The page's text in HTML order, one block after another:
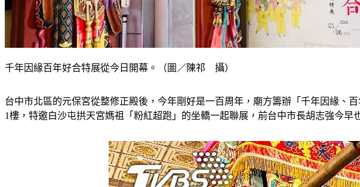
千年因緣百年好合特展從今日開幕。（圖／陳祁 攝）
台中市北區的元保宮從整修正殿後，今年剛好是一百周年，廟方籌辦「千年因緣、
1樓，特邀白沙屯拱天宮媽祖「粉紅超跑」的坐轎一起聯展，前台中市長胡志強今